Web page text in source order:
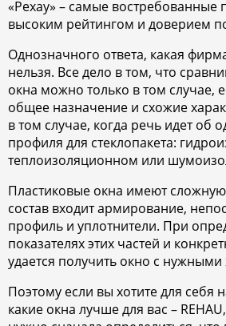
«Рехау» – самые востребованные
высоким рейтингом и доверием
Однозначного ответа, какая
нельзя. Все дело в том, что
окна можно только в том случае,
общее назначение и схожие
в том случае, когда речь идет об
профиля для стеклопакета:
теплоизоляционном или
Пластиковые окна имеют
состав входит армирование,
профиль и уплотнители. При
показателях этих частей и
удается получить окно с нужными
Поэтому если вы хотите для себя
какие окна лучше для вас –